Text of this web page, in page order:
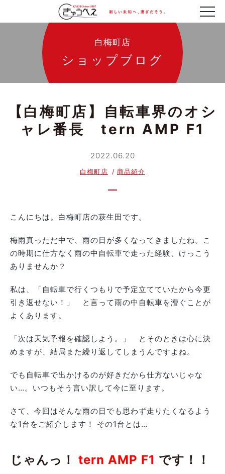
白梅町店
ショップブログ
【白梅町店】自転車界のオシ
ャレ番長 tern AMP F1
2022.06.20
白梅町店 商品紹介
こんにちは。白梅町店の萩生田です。
梅雨真っただ中で、雨の日が多くなってきましたね。こ
の時期に仕方なく雨の中自転車で走った経験、けっこう
ありませんか？
私は、「自転車で行くつもりで予定立てていたから今更
引き返せない！」 と言って雨の中自転車を漕ぐことが
よくあります。
「次は天気予報を確認しよう。」 とそのときは心に決
めますが、結局また繰り返してしまうんですよね。
でも自転車で出かけるのが好きだから仕方ないじゃな
い…。いつもそう言い訳して今に至ります。
さて、今回はそんな雨の日でも思わず走りたくなるよう
な1台をご紹介します！ その1台とは…
じゃんっ！ tern AMP F1 です！！